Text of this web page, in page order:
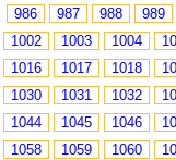
986
987 988
989
1002
1003 1004
1016
1017 1018
1030
1031 1032
1044
1045 1046
1058
1059 1060